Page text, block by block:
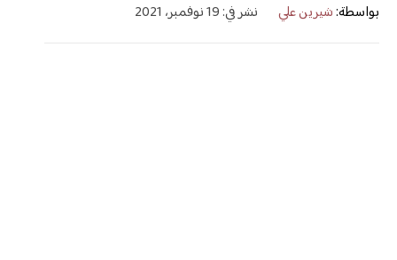
بواسطة:شيرين علي نشر في: 19 نوفمبر، 2021